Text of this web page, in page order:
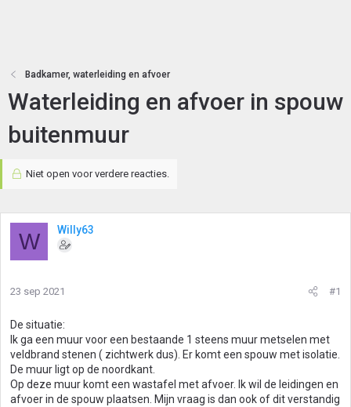
Badkamer, waterleiding en afvoer
Waterleiding en afvoer in spouw
buitenmuur
Niet open voor verdere reacties.
W Willy63
23 sep 2021 #1
De situatie:
Ik ga een muur voor een bestaande 1 steens muur metselen met
veldbrand stenen ( zichtwerk dus). Er komt een spouw met isolatie.
De muur ligt op de noordkant.
Op deze muur komt een wastafel met afvoer. Ik wil de leidingen en
afvoer in de spouw plaatsen. Mijn vraag is dan ook of dit verstandig